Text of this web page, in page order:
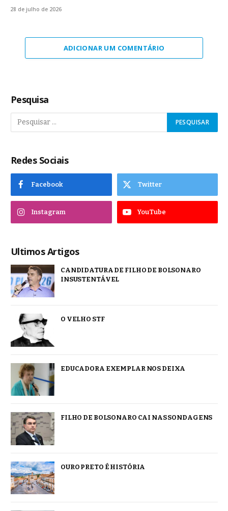
28 de julho de 2026
ADICIONAR UM COMENTÁRIO
Pesquisa
Redes Sociais
Facebook Twitter
Instagram YouTube
Ultimos Artigos
CANDIDATURA DE FILHO DE BOLSONARO
INSUSTENTÁVEL
O VELHO STF
EDUCADORA EXEMPLAR NOS DEIXA
FILHO DE BOLSONARO CAI NAS SONDAGENS
OURO PRETO É HISTÓRIA